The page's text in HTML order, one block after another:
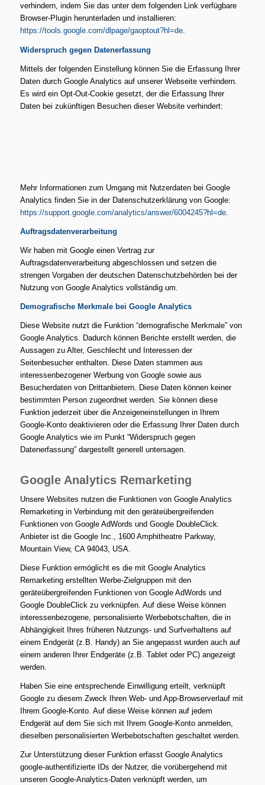
verhindern, indem Sie das unter dem folgenden Link verfügbare
Browser-Plugin herunterladen und installieren:
https://tools.google.com/dlpage/gaoptout?hl=de.
Widerspruch gegen Datenerfassung
Mittels der folgenden Einstellung können Sie die Erfassung Ihrer
Daten durch Google Analytics auf unserer Webseite verhindern.
Es wird ein Opt-Out-Cookie gesetzt, der die Erfassung Ihrer
Daten bei zukünftigen Besuchen dieser Website verhindert:
Mehr Informationen zum Umgang mit Nutzerdaten bei Google
Analytics finden Sie in der Datenschutzerklärung von Google:
https://support.google.com/analytics/answer/6004245?hl=de.
Auftragsdatenverarbeitung
Wir haben mit Google einen Vertrag zur
Auftragsdatenverarbeitung abgeschlossen und setzen die
strengen Vorgaben der deutschen Datenschutzbehörden bei der
Nutzung von Google Analytics vollständig um.
Demografische Merkmale bei Google Analytics
Diese Website nutzt die Funktion “demografische Merkmale” von
Google Analytics. Dadurch können Berichte erstellt werden, die
Aussagen zu Alter, Geschlecht und Interessen der
Seitenbesucher enthalten. Diese Daten stammen aus
interessenbezogener Werbung von Google sowie aus
Besucherdaten von Drittanbietern. Diese Daten können keiner
bestimmten Person zugeordnet werden. Sie können diese
Funktion jederzeit über die Anzeigeneinstellungen in Ihrem
Google-Konto deaktivieren oder die Erfassung Ihrer Daten durch
Google Analytics wie im Punkt “Widerspruch gegen
Datenerfassung” dargestellt generell untersagen.
Google Analytics Remarketing
Unsere Websites nutzen die Funktionen von Google Analytics
Remarketing in Verbindung mit den geräteübergreifenden
Funktionen von Google AdWords und Google DoubleClick.
Anbieter ist die Google Inc., 1600 Amphitheatre Parkway,
Mountain View, CA 94043, USA.
Diese Funktion ermöglicht es die mit Google Analytics
Remarketing erstellten Werbe-Zielgruppen mit den
geräteübergreifenden Funktionen von Google AdWords und
Google DoubleClick zu verknüpfen. Auf diese Weise können
interessenbezogene, personalisierte Werbebotschaften, die in
Abhängigkeit Ihres früheren Nutzungs- und Surfverhaltens auf
einem Endgerät (z.B. Handy) an Sie angepasst wurden auch auf
einem anderen Ihrer Endgeräte (z.B. Tablet oder PC) angezeigt
werden.
Haben Sie eine entsprechende Einwilligung erteilt, verknüpft
Google zu diesem Zweck Ihren Web- und App-Browserverlauf mit
Ihrem Google-Konto. Auf diese Weise können auf jedem
Endgerät auf dem Sie sich mit Ihrem Google-Konto anmelden,
dieselben personalisierten Werbebotschaften geschaltet werden.
Zur Unterstützung dieser Funktion erfasst Google Analytics
google-authentifizierte IDs der Nutzer, die vorübergehend mit
unseren Google-Analytics-Daten verknüpft werden, um